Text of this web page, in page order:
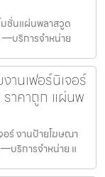
ชั่นแผ่นพลาสวูด
บริการจำหน่าย
านเฟอร์นิเจอร์
าคาถูก แผ่นพ
อร์ งานป้ายโฆษณา
บริการจำหน่าย แ